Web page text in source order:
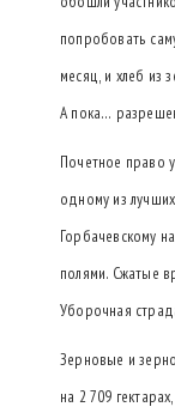
попробовать
месяц, и хлеб из
А пока…
Почетное право
одному из
Горбачевскому
полями. Сжатые
Уборочная
Зерновые и
на 2 709